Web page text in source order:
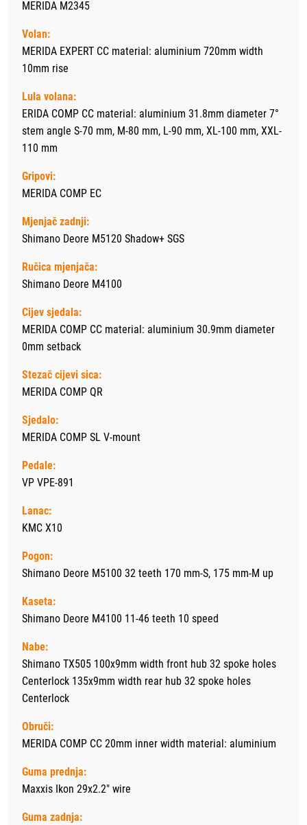
MERIDA M2345
Volan:
MERIDA EXPERT CC material: aluminium 720mm width
10mm rise
Lula volana:
ERIDA COMP CC material: aluminium 31.8mm diameter 7°
stem angle S-70 mm, M-80 mm, L-90 mm, XL-100 mm, XXL-
110 mm
Gripovi:
MERIDA COMP EC
Mjenjač zadnji:
Shimano Deore M5120 Shadow+ SGS
Ručica mjenjača:
Shimano Deore M4100
Cijev sjedala:
MERIDA COMP CC material: aluminium 30.9mm diameter
0mm setback
Stezač cijevi sica:
MERIDA COMP QR
Sjedalo:
MERIDA COMP SL V-mount
Pedale:
VP VPE-891
Lanac:
KMC X10
Pogon:
Shimano Deore M5100 32 teeth 170 mm-S, 175 mm-M up
Kaseta:
Shimano Deore M4100 11-46 teeth 10 speed
Nabe:
Shimano TX505 100x9mm width front hub 32 spoke holes
Centerlock 135x9mm width rear hub 32 spoke holes
Centerlock
Obruči:
MERIDA COMP CC 20mm inner width material: aluminium
Guma prednja:
Maxxis Ikon 29x2.2" wire
Guma zadnja: